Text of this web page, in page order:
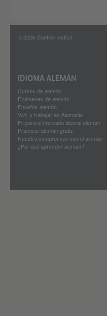
© 2026 Goethe-Institut
IDIOMA ALEMÁN
Cursos de alemán
Exámenes de alemán
Enseñar alemán
Vivir y trabajar en Alemania
Fit para el mercado laboral alemán
Practicar alemán gratis
Nuestro compromiso con el alemán
¿Por qué aprender alemán?